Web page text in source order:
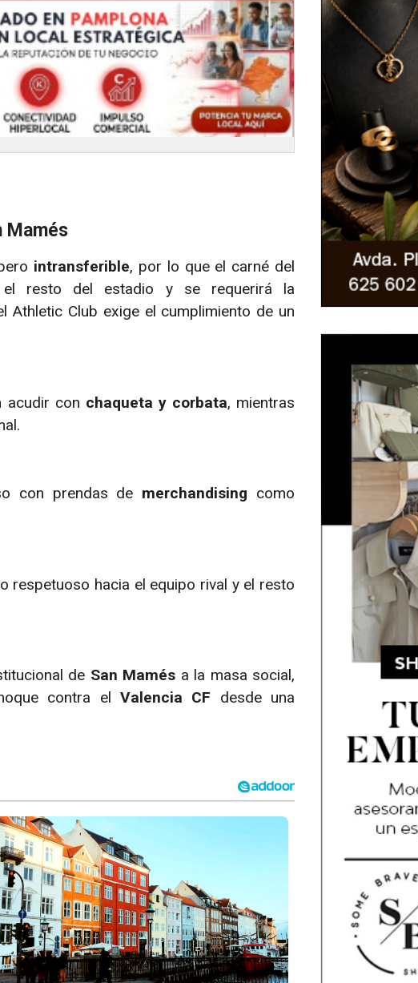
Mamés
intransferible, por lo que el carné del
el resto del estadio y se requerirá la
Athletic Club exige el cumplimiento de un
acudir con chaqueta y corbata, mientras
con prendas de merchandising como
respetuoso hacia el equipo rival y el resto
de San Mamés a la masa social,
contra el Valencia CF desde una